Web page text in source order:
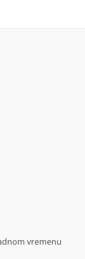
vremenu